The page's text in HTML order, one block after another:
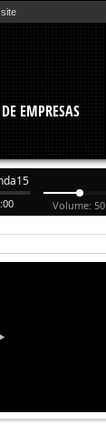
EMPRESAS
Volume: 50